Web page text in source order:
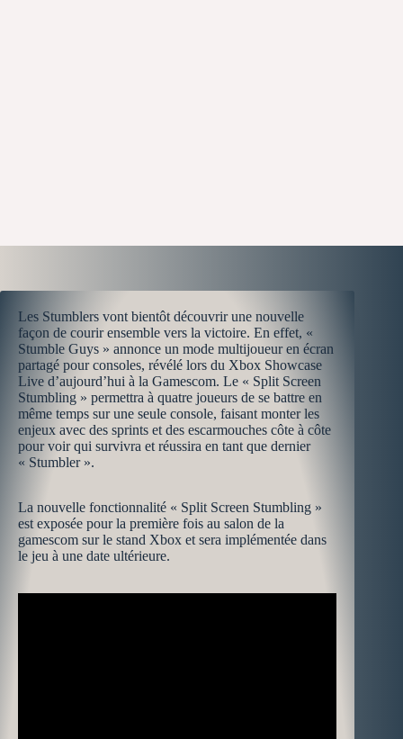
Les Stumblers vont bientôt découvrir une nouvelle
façon de courir ensemble vers la victoire. En effet, «
Stumble Guys » annonce un mode multijoueur en écran
partagé pour consoles, révélé lors du Xbox Showcase
Live d’aujourd’hui à la Gamescom. Le « Split Screen
Stumbling » permettra à quatre joueurs de se battre en
même temps sur une seule console, faisant monter les
enjeux avec des sprints et des escarmouches côte à côte
pour voir qui survivra et réussira en tant que dernier
« Stumbler ».
La nouvelle fonctionnalité « Split Screen Stumbling »
est exposée pour la première fois au salon de la
gamescom sur le stand Xbox et sera implémentée dans
le jeu à une date ultérieure.